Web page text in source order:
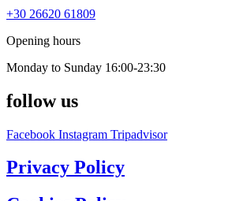
+30 26620 61809
Opening hours
Monday to Sunday 16:00-23:30
follow us
Facebook Instagram Tripadvisor
Privacy Policy